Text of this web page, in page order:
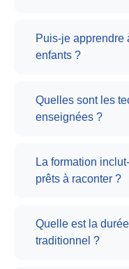
Puis-je apprendre
enfants ?
Quelles sont les
enseignées ?
La formation
prêts à raconter ?
Quelle est la
traditionnel ?